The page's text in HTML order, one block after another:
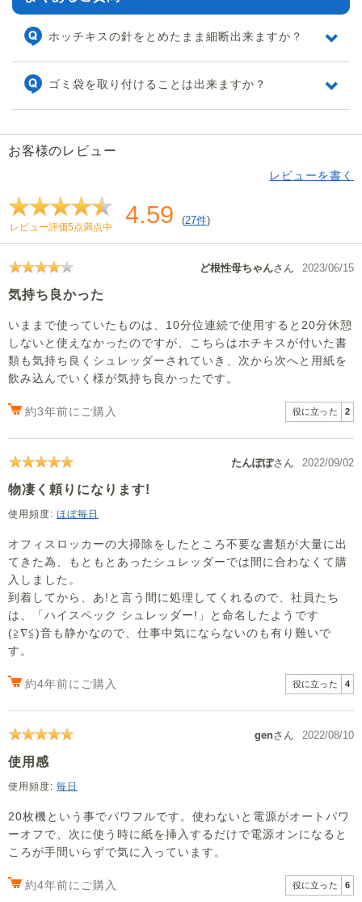
ホッチキスの針をとめたまま細断出来ますか？
ゴミ袋を取り付けることは出来ますか？
お客様のレビュー
レビューを書く
レビュー評価5点満点中 4.59 (27件)
ど根性母ちゃんさん 2023/06/15
気持ち良かった
いままで使っていたものは、10分位連続で使用すると20分休憩
しないと使えなかったのですが、こちらはホチキスが付いた書
類も気持ち良くシュレッダーされていき、次から次へと用紙を
飲み込んでいく様が気持ち良かったです。
約3年前にご購入 役に立った 2
たんぽぽさん 2022/09/02
物凄く頼りになります!
使用頻度: ほぼ毎日
オフィスロッカーの大掃除をしたところ不要な書類が大量に出
てきた為、もともとあったシュレッダーでは間に合わなくて購
入しました。
到着してから、あ!と言う間に処理してくれるので、社員たち
は、「ハイスペック シュレッダー!」と命名したようです
(≧∇≦)音も静かなので、仕事中気にならないのも有り難いで
す。
約4年前にご購入 役に立った 4
genさん 2022/08/10
使用感
使用頻度: 毎日
20枚機という事でパワフルです。使わないと電源がオートパワ
ーオフで、次に使う時に紙を挿入するだけで電源オンになると
ころが手間いらずで気に入っています。
約4年前にご購入 役に立った 6